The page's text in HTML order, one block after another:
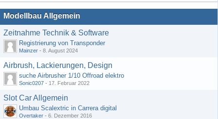
Modellbau Allgemein
Zeitnahme Technik & Software
Registrierung von Transponder
Mainzer - 8. August 2024
Airbrush, Lackierungen, Design
suche Airbrusher 1/10 Offroad elektro
Sonic0207 - 17. Februar 2022
Slot Car Allgemein
Umbau Scalextric in Carrera digital
Overtaker - 6. Dezember 2016